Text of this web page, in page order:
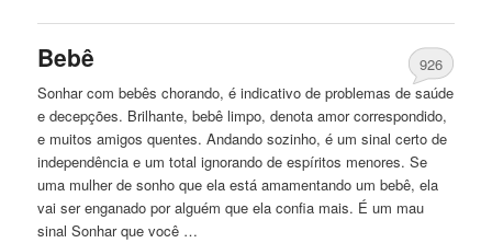
Bebê
926
Sonhar com bebês chorando, é indicativo de problemas de saúde
e decepções. Brilhante, bebê limpo, denota amor correspondido,
e muitos amigos quentes. Andando sozinho, é um sinal certo de
independência e um total ignorando de espíritos menores. Se
uma mulher de sonho que ela está amamentando um bebê, ela
vai ser enganado por alguém que ela confia mais. É um mau
sinal Sonhar que você …